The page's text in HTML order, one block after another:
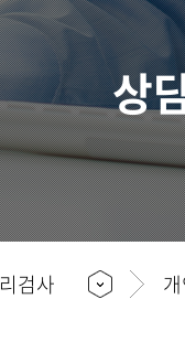
인상담
리검사
단상담
상
검사